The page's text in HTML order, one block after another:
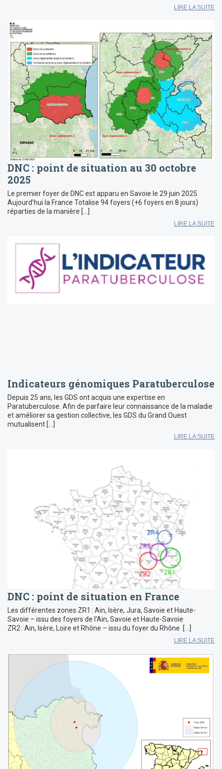
LIRE LA SUITE
DNC : point de situation au 30 octobre
2025
Le premier foyer de DNC est apparu en Savoie le 29 juin 2025.
Aujourd’hui la France Totalise 94 foyers (+6 foyers en 8 jours)
réparties de la manière […]
LIRE LA SUITE
Indicateurs génomiques Paratuberculose
Depuis 25 ans, les GDS ont acquis une expertise en
Paratuberculose. Afin de parfaire leur connaissance de la maladie
et améliorer sa gestion collective, les GDS du Grand Ouest
mutualisent […]
LIRE LA SUITE
DNC : point de situation en France
Les différentes zones ZR1 : Ain, Isère, Jura, Savoie et Haute-
Savoie – issu des foyers de l’Ain, Savoie et Haute-Savoie
ZR2 : Ain, Isère, Loire et Rhône – issu du foyer du Rhône […]
LIRE LA SUITE